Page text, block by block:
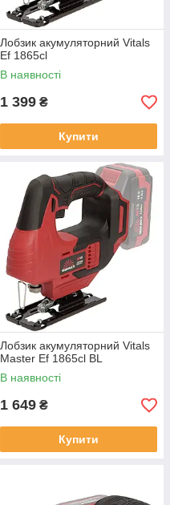
Лобзик акумуляторний Vitals
Ef 1865сl
В наявності
1 399 ₴
Купити
Лобзик акумуляторний Vitals
Master Ef 1865сl BL
В наявності
1 649 ₴
Купити